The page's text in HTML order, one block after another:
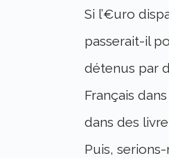
Si l’€uro
passerait-il
détenus par
Français
dans des
Puis,